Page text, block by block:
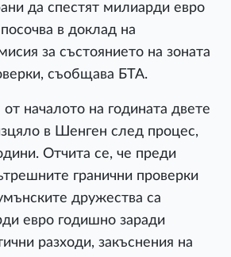
да спестят милиарди евро
в доклад на
за състоянието на зоната
съобщава БТА.
началото на годината двете
в Шенген след процес,
Отчита се, че преди
гранични проверки
дружества са
евро годишно заради
разходи, закъснения на